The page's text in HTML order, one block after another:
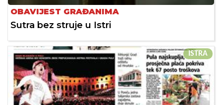
OBAVIJEST GRAĐANIMA
Sutra bez struje u Istri
ISTRA